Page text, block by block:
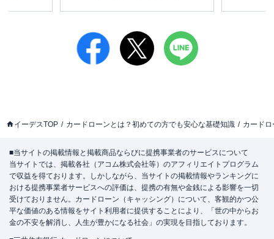
イーデスTOP カードローンとは？初めての方でも安心な基礎知識 カード
■当サイトの掲載情報と掲載商品ならびに提携事業者のサービスについて
当サイトでは、掲載各社（アコム株式会社等）のアフィリエイトプログラム
で収益を得ております。しかしながら、当サイトの掲載情報やランキングに
おける提携事業者サービスへの評価は、提携の有無や金銭による影響を一切
受けておりません。カードローン（キャッシング）について、客観的かつ公
平な価値のある情報をサイト利用者に提供することにより、「世の中からお
金の不安を解消し、人生が豊かになる社会」の実現を目指しております。